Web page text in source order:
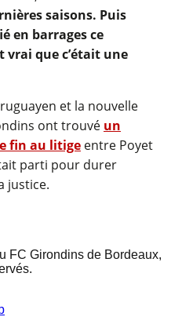
saisons. Puis
en barrages ce
vrai que c’était une
et la nouvelle
ont trouvé un
fin au litige entre Poyet
parti pour durer
justice.
FC Girondins de Bordeaux,